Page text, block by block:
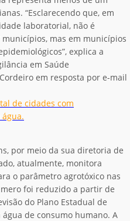
“Esclarecendo que, em
laboratorial, não é
mas em municípios
explica a
em Saúde
em resposta por e-mail
de cidades com
por meio da sua diretoria de
atualmente, monitora
o parâmetro agrotóxico nas
foi reduzido a partir de
do Plano Estadual de
de consumo humano. A